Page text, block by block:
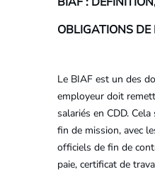
OBLIGATIONS DE
Le BIAF est un des
employeur doit
salariés en CDD.
fin de mission, avec
officiels de fin de
paie, certificat de